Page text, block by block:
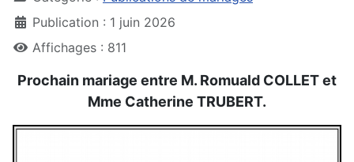
Publication : 1 juin 2026
Affichages : 811
Prochain mariage entre M. Romuald COLLET et
Mme Catherine TRUBERT.